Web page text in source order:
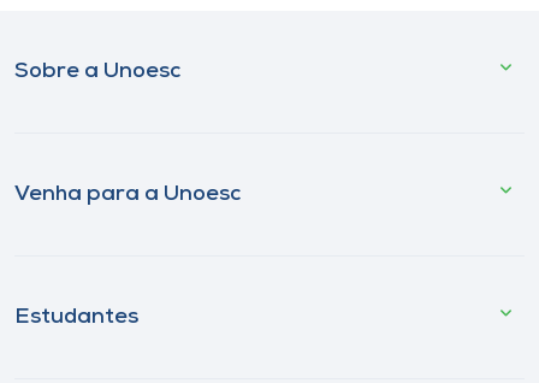
Sobre a Unoesc
Venha para a Unoesc
Estudantes